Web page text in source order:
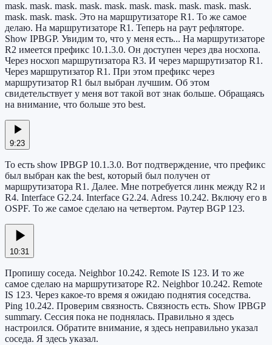
mask. mask. mask. mask. mask. mask. mask. mask. mask. mask.
mask. mask. mask. Это на маршрутизаторе R1. То же самое
делаю. На маршрутизаторе R1. Теперь на раут рефляторе.
Show IPBGP. Увидим то, что у меня есть... На маршрутизаторе
R2 имеется префикс 10.1.3.0. Он доступен через два носхопа.
Через носхоп маршрутизатора R3. И через маршрутизатор R1.
Через маршрутизатор R1. При этом префикс через
маршрутизатор R1 был выбран лучшим. Об этом
свидетельствует у меня вот такой вот знак больше. Обращаясь
на внимание, что больше это best.
9:23
То есть show IPBGP 10.1.3.0. Вот подтверждение, что префикс
был выбран как the best, который был получен от
маршрутизатора R1. Далее. Мне потребуется линк между R2 и
R4. Interface G2.24. Interface G2.24. Adress 10.242. Включу его в
OSPF. То же самое сделаю на четвертом. Раутер BGP 123.
10:31
Пропишу соседа. Neighbor 10.242. Remote IS 123. И то же
самое сделаю на маршрутизаторе R2. Neighbor 10.242. Remote
IS 123. Через какое-то время я ожидаю поднятия соседства.
Ping 10.242. Проверим связность. Связность есть. Show IPBGP
summary. Сессия пока не поднялась. Правильно я здесь
настроился. Обратите внимание, я здесь неправильно указал
соседа. Я здесь указал.